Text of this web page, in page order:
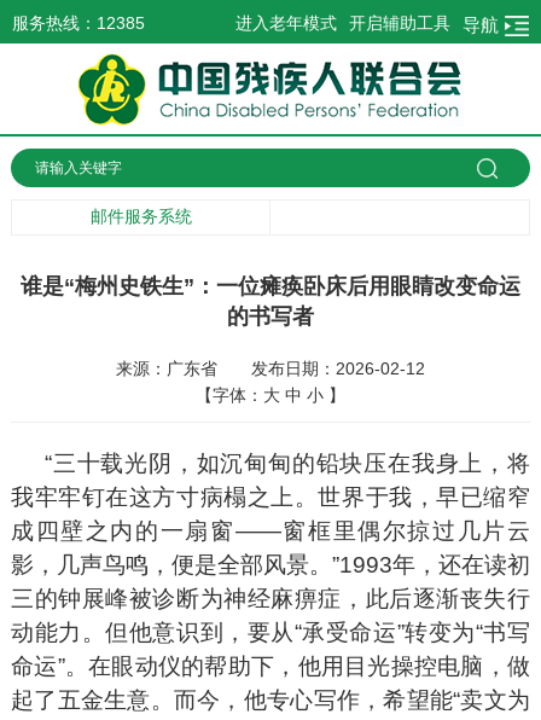
服务热线：12385 导航
开启辅助工具
进入老年模式
邮件服务系统
谁是“梅州史铁生”：一位瘫痪卧床后用眼睛改变命运
的书写者
来源：广东省
发布日期：2026-02-12
【字体： 大 中 小 】
“三十载光阴，如沉甸甸的铅块压在我身上，将
我牢牢钉在这方寸病榻之上。世界于我，早已缩窄
成四壁之内的一扇窗——窗框里偶尔掠过几片云
影，几声鸟鸣，便是全部风景。”1993年，还在读初
三的钟展峰被诊断为神经麻痹症，此后逐渐丧失行
动能力。但他意识到，要从“承受命运”转变为“书写
命运”。在眼动仪的帮助下，他用目光操控电脑，做
起了五金生意。而今，他专心写作，希望能“卖文为